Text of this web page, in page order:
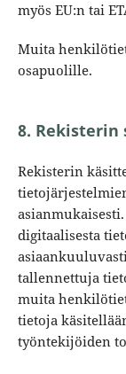
myös EU:n tai
Muita
osapuolille.
8.
Rekisterin
digitaalisesta
tallennettuja
muita
tietoja
työntekijöiden